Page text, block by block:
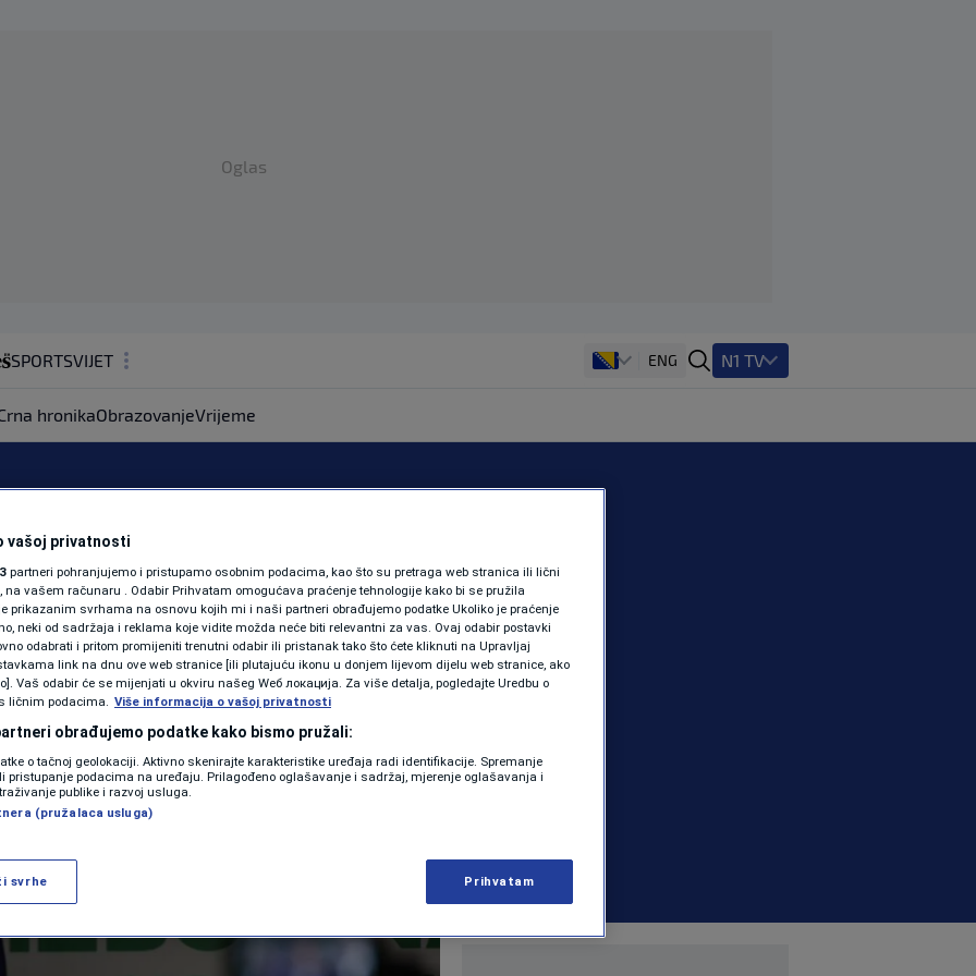
Oglas
SPORTSVIJET
ZDRAVLJE
SHOWBIZ
PODCAST
N1 SPECIJAL
FENOMENI
NEISTRAŽENO
VIRALNO
ENG N1 TV
hronikaObrazovanjeVrijeme
karte gotovo
u sve zavisi od
| 14. maj. 2026. 12:57 | VIJESTI | 0 komentara
Više
vašoj privatnosti
partneri pohranjujemo i pristupamo osobnim podacima, kao što su pretraga web stranica ili lični
na vašem računaru . Odabir Prihvatam omogućava praćenje tehnologije kako bi se pružila
prikazanim svrhama na osnovu kojih mi i naši partneri obrađujemo podatke Ukoliko je praćenje
neki od sadržaja i reklama koje vidite možda neće biti relevantni za vas. Ovaj odabir postavki
odabrati i pritom promijeniti trenutni odabir ili pristanak tako što ćete kliknuti na Upravljaj
link na dnu ove web stranice [ili plutajuću ikonu u donjem lijevom dijelu web stranice, ako
Vaš odabir će se mijenjati u okviru našeg Wеб локација. Za više detalja, pogledajte Uredbu o
ličnim podacima. Više informacija o vašoj privatnosti
obrađujemo podatke kako bismo pružali:
o tačnoj geolokaciji. Aktivno skenirajte karakteristike uređaja radi identifikacije. Spremanje
pristupanje podacima na uređaju. Prilagođeno oglašavanje i sadržaj, mjerenje oglašavanja i
publike i razvoj usluga.
(pružalaca usluga)
svrhe Prihvatam